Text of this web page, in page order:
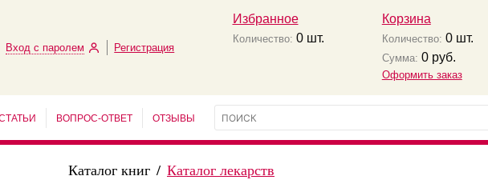
Вход с паролем Регистрация
Избранное
Количество: 0шт.
Корзина
Количество: 0шт.
Сумма: 0руб.
Оформить заказ
ВОПРОС-ОТВЕТ ОТЗЫВЫ
Каталог книг / Каталог лекарств